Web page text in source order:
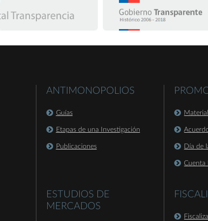
ANTIMONOPOLIOS
Guías
Etapas de una Investigación
Publicaciones
ESTUDIOS DE
MERCADOS
Día de
Cuenta